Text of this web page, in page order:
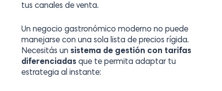
tus canales de venta.
Un negocio gastronómico moderno no puede
manejarse con una sola lista de precios rígida.
Necesitás un sistema de gestión con tarifas
diferenciadasque te permita adaptar tu
estrategia al instante: